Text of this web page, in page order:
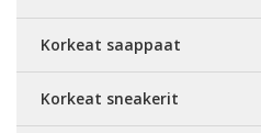
Korkeat saappaat
Korkeat sneakerit